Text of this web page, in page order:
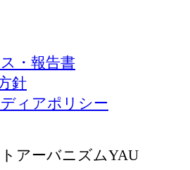
・報告書
針
ィアポリシー
アーバニズムYAU